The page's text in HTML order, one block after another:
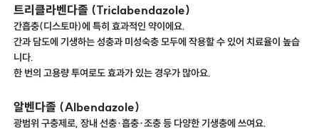
트리클라벤다졸 (Triclabendazole)
간흡충(디스토마)에 특히 효과적인 약이에요.
간과 담도에 기생하는 성충과 미성숙충 모두에 작용할 수 있어 치료율이 높습
니다.
한 번의 고용량 투여로도 효과가 있는 경우가 많아요.
알벤다졸 (Albendazole)
광범위 구충제로, 장내 선충·흡충·조충 등 다양한 기생충에 쓰여요.